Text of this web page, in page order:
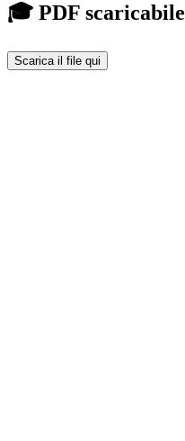
🎓 PDF scaricabile
Scarica il file qui